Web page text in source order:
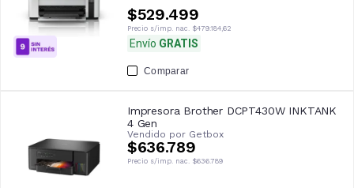
$529.499
Precio s/imp. nac. $479.184,62
Envío GRATIS
Comparar
Impresora Brother DCPT430W INKTANK
4 Gen
Vendido por Getbox
$636.789
Precio s/imp. nac. $636.789